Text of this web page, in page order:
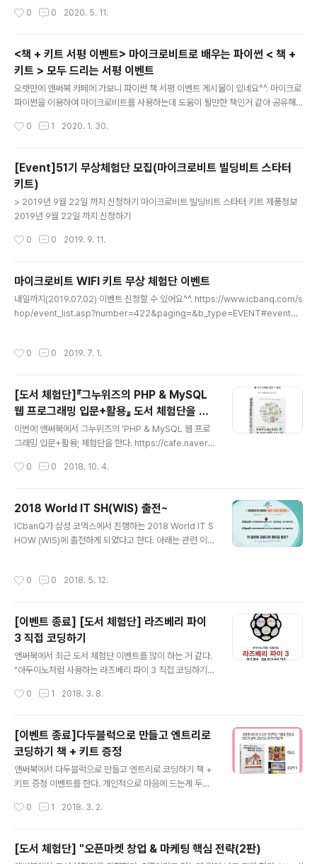
를 보자! 'II부 메이킹 비트'가 눈에 들어 온다. 7명의 저자가
는 마음에 든다. 또한 적당한 수준의 글 내용이 어렵지 않게
책을 읽기가 편했다. 메이커 초보에게 만들려고 하는 것을
체계적으로 만들도록 있도록 '생각 다지기'와 '생각 펼치
기'로 구성한 부분이 좋아 보였다. I부 컴퓨팅 비트 - 특이
비트 블록 코..
0 0 2020. 5. 11.
<책 + 키트 서평 이벤트> 마이크로비트로 배우는 파이썬 < 책 +
키트 > 모두 드리는 서평 이벤트
오랫만에 앤써북 카페에 가보니 파이썬 책 서평 이벤트 게시물이 있네요^^. 마이크로
파이썬을 이용하여 마이크로비트를 사용하는데 도움이 될만한 책인거 같아 공유해
이썬하드웨어를 동작시키며 진짜 재미있게 배우는 파이썬 입문 활용서! 도서 + 키트
앤써북 마이크로비트로 배우는 파이썬서민우앤써북 2020.02.25 YES24, 교보문
고 등 전국서점과 인터넷서점에서 판매를 시작했어요~~ 마이크로비트로 배우는 파
이썬 하드웨어를 동작시키며 진짜 재미있게 배우는 파이썬 입문 활용서! 서평이벤트
안내 ■ 모집 인원 : 5명 ■ 이벤트 기간 :..
0 1 2020. 1. 30.
[Event]51기 무상체험단 모집(마이크로비트 빌딩비트 스타터
키트)
> 2019년 9월 22일 까지 신청하기 마이크로비트 빌딩비트 스타터 키트 제품정보
2019년 9월 22일 까지 신청하기
0 0 2019. 9. 11.
마이크로비트 WIFI 키트 무상 체험단 이벤트
내일까지(2019.07.02) 이벤트 신청할 수 있어요^^. https://www.icbanq.com/s
hop/event_list.asp?number=422&paging=&b_type=EVENT#eventTo
0 0 2019. 7. 1.
[도서 체험단]『그누위즈의 PHP & MySQL
웹 프로그래밍 입문+활용』 도서 체험단을 모
집합니다.
이번에 앤써북에서 그누위즈의 'PHP & MySQL 웹 프로
그래밍 입문+활용; 체험단을 한다. https://cafe.naver.c
는 못했는데, 당첨 되면 이번 기회에 새로워진 php를 해봐
0 0 2018. 10. 4.
2018 World IT SH(WIS) 출전~
ICbanQ가 삼성 코엑스에서 진행하는 2018 World IT S
HOW (WIS)에 출전하게 되었다고 한다. 아래는 관련 이벤
다면! 댓글~ 고고고
0 0 2018. 5. 12.
[이벤트 종료] [도서 체험단] 라즈베리 파이
3 직접 코딩하기
앤써북에서 최근 도서 체험단 이벤트를 많이 하는 거 같다.
"아두이노처럼 사용하는 라즈베리 파이 3 직접 코딩하기"
래전 라즈베리파이를 사 놓고 아무것도(?) 하지 않았다. 그
나, 스트리밍 서버로 만들거나^^. 이 책에선 코딩교육과 맞
물려 관련 컨텐츠로 구성되어 있다. 책을 직접 봐야 겠지만,
프로젝트 부분은 요즘 한번쯤 해보고 싶은 것으로 구성되
어진거 같다. 관심이 있다거나, 이미 집에 라즈베리파이가
이 준비하기 Lesson 01. 라즈베리 파이란? 01 라즈베리
0 1 2018. 3. 8.
[이벤트 종료]다두블럭으로 만들고 엔트리로
코딩하기 책 + 키트 증정
앤써북에서 다두블럭으로 만들고 엔트리로 코딩하기 책 +
키트 증정 이벤트를 한다. 개인적으로 마음에 드는게 두가
당첨 되면^^ 열심히 해보고 아이들에게 알려줘야 겠다^^.
거기에다가 엔트리에서 할 수 있어서 더욱 좋은거 같다. 스
크래치와 엔트리를 잠깐 써 본 입장에서 엔트리가 편한다.
0 1 2018. 3. 2.
[도서 체험단] "오픈마켓 창업 & 마케팅 핵심 전략(2판)